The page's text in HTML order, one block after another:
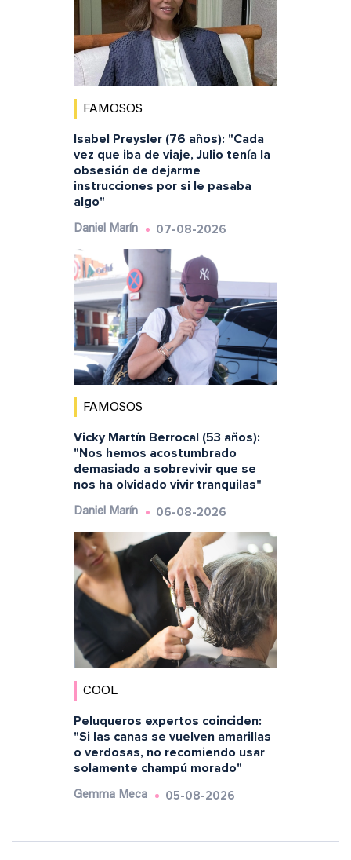
FAMOSOS
Isabel Preysler (76 años): "Cada
vez que iba de viaje, Julio tenía la
obsesión de dejarme
instrucciones por si le pasaba
algo"
Daniel Marín 07-08-2026
FAMOSOS
Vicky Martín Berrocal (53 años):
"Nos hemos acostumbrado
demasiado a sobrevivir que se
nos ha olvidado vivir tranquilas"
Daniel Marín 06-08-2026
COOL
Peluqueros expertos coinciden:
"Si las canas se vuelven amarillas
o verdosas, no recomiendo usar
solamente champú morado"
Gemma Meca 05-08-2026